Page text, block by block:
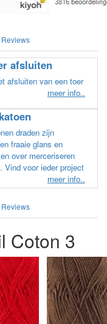
Reviews
afsluiten
afsluiten van een toer
meer info..
draden zijn
fraaie glans en
over merceriseren
Vind voor ieder project
meer info..
Reviews
Coton 3